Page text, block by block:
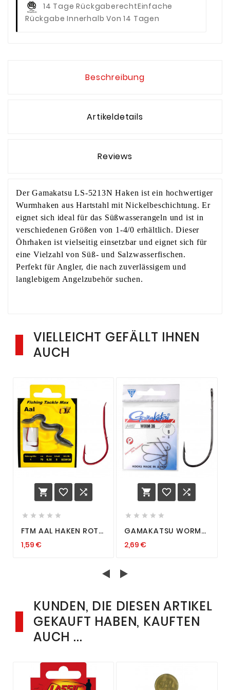
14 Tage RückgaberechtEinfache
Rückgabe Innerhalb Von 14 Tagen
Beschreibung
Artikeldetails
Reviews
Der Gamakatsu LS-5213N Haken ist ein hochwertiger
Wurmhaken aus Hartstahl mit Nickelbeschichtung. Er
eignet sich ideal für das Süßwasserangeln und ist in
verschiedenen Größen von 1-4/0 erhältlich. Dieser
Öhrhaken ist vielseitig einsetzbar und eignet sich für
eine Vielzahl von Süß- und Salzwasserfischen.
Perfekt für Angler, die nach zuverlässigem und
langlebigem Angelzubehör suchen.
VIELLEICHT GEFÄLLT IHNEN
AUCH
  
    
FTM AAL HAKEN ROT
ALLE GRÖSSEN G
1,59 €
  
    
GAMAKATSU WORM
ANGELHAKEN
BUTTHAKEN HAKEN
SALZW
2,69 €
KUNDEN, DIE DIESEN ARTIKEL
GEKAUFT HABEN, KAUFTEN
AUCH ...